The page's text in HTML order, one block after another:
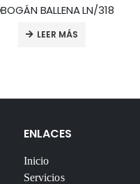
BALLENA LN/318
LEER MÁS
ENLACES
Inicio
Servicios